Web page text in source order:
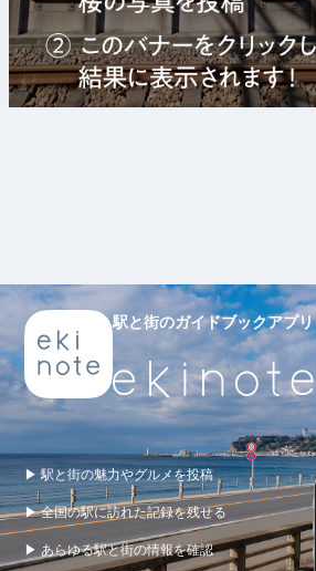
駅と街のガイドブックアプリ
▶ 駅と街の魅力やグルメを投稿
▶ 全国の駅に訪れた記録を残せる
▶ あらゆる駅と街の情報を確認